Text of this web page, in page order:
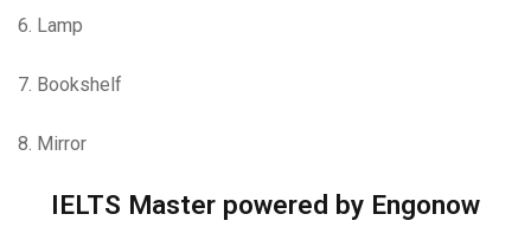
6. Lamp
7. Bookshelf
8. Mirror
IELTS Master powered by Engonow